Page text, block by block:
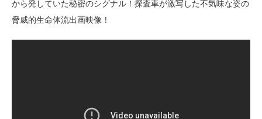
から発していた秘密のシグナル！探査車が激写した不気味な姿の
脅威的生命体流出画映像！